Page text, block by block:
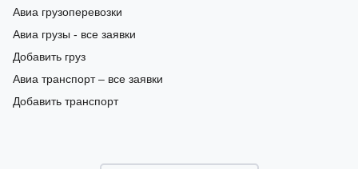
Авиа грузоперевозки
Авиа грузы - все заявки
Добавить груз
Авиа транспорт – все заявки
Добавить транспорт